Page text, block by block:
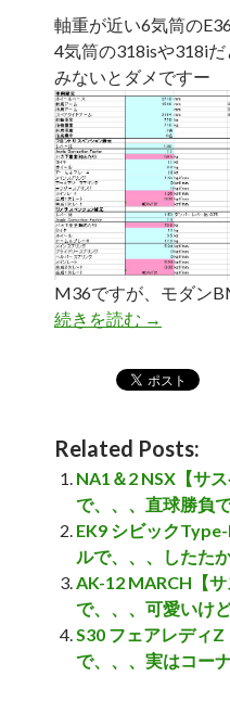
軸重が近い6気筒の
4気筒の318isや318i
みないとダメですー
M36ですが、モダン
続きを読む E36 M3【
→
Related Posts:
NA1＆2 NSX【サ
で、、、直球勝負で
EK9 シビック
ルで、、、したた
AK-12 MARCH【
で、、、可愛いけ
S30 フェアレディ
で、、、実はコー